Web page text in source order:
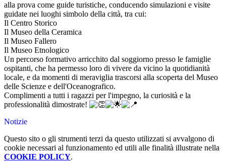
alla prova come guide turistiche, conducendo simulazioni e visite
guidate nei luoghi simbolo della città, tra cui:
Il Centro Storico
Il Museo della Ceramica
Il Museo Fallero
Il Museo Etnologico
Un percorso formativo arricchito dal soggiorno presso le famiglie
ospitanti, che ha permesso loro di vivere da vicino la quotidianità
locale, e da momenti di meraviglia trascorsi alla scoperta del Museo
delle Scienze e dell'Oceanografico.
Complimenti a tutti i ragazzi per l'impegno, la curiosità e la
professionalità dimostrate!
Notizie
Questo sito o gli strumenti terzi da questo utilizzati si avvalgono di
cookie necessari al funzionamento ed utili alle finalità illustrate nella
COOKIE POLICY.